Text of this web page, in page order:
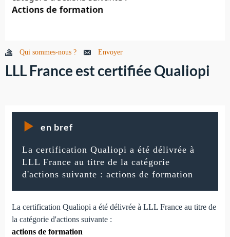
Qui sommes-nous ? Envoyer
LLL France est certifiée Qualiopi
en bref
La certification Qualiopi a été délivrée à
LLL France au titre de la catégorie
d'actions suivante : actions de formation
La certification Qualiopi a été délivrée à LLL France au titre de
la catégorie d'actions suivante :
actions de formation